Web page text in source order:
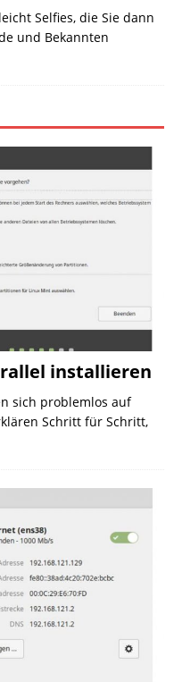
Selfies, die Sie dann
und Bekannten
installieren
sich problemlos auf
Schritt für Schritt,